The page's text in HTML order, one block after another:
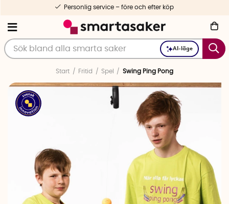
AI-läge
Personlig service – före och efter köp
Start Fritid Spel Swing Ping Pong